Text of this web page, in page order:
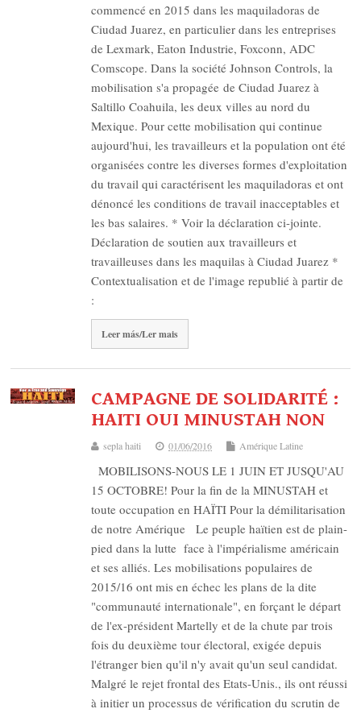
commencé en 2015 dans les maquiladoras de
Ciudad Juarez, en particulier dans les entreprises
de Lexmark, Eaton Industrie, Foxconn, ADC
Comscope. Dans la société Johnson Controls, la
mobilisation s'a propagée de Ciudad Juarez à
Saltillo Coahuila, les deux villes au nord du
Mexique. Pour cette mobilisation qui continue
aujourd'hui, les travailleurs et la population ont été
organisées contre les diverses formes d'exploitation
du travail qui caractérisent les maquiladoras et ont
dénoncé les conditions de travail inacceptables et
les bas salaires. * Voir la déclaration ci-jointe.
Déclaration de soutien aux travailleurs et
travailleuses dans les maquilas à Ciudad Juarez *
Contextualisation et de l'image republié à partir de
:
Leer más/Ler mais
CAMPAGNE DE SOLIDARITÉ :
HAITI OUI MINUSTAH NON
sepla haiti 01/06/2016 Amérique Latine
MOBILISONS-NOUS LE 1 JUIN ET JUSQU'AU
15 OCTOBRE! Pour la fin de la MINUSTAH et
toute occupation en HAÏTI Pour la démilitarisation
de notre Amérique Le peuple haïtien est de plain-
pied dans la lutte face à l'impérialisme américain
et ses alliés. Les mobilisations populaires de
2015/16 ont mis en échec les plans de la dite
"communauté internationale", en forçant le départ
de l'ex-président Martelly et de la chute par trois
fois du deuxième tour électoral, exigée depuis
l'étranger bien qu'il n'y avait qu'un seul candidat.
Malgré le rejet frontal des Etats-Unis., ils ont réussi
à initier un processus de vérification du scrutin de